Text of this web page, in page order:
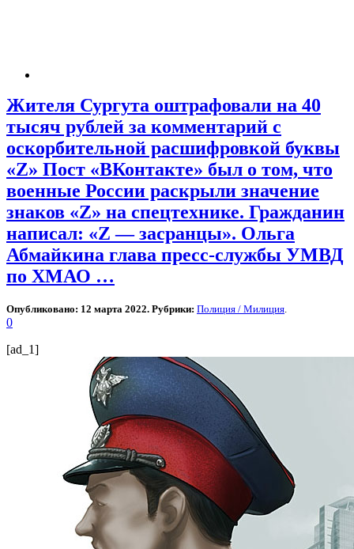
Жителя Сургута оштрафовали на 40
тысяч рублей за комментарий с
оскорбительной расшифровкой буквы
«Z» Пост «ВКонтакте» был о том, что
военные России раскрыли значение
знаков «Z» на спецтехнике. Гражданин
написал: «Z — засранцы». Ольга
Абмайкина глава пресс-службы УМВД
по ХМАО …
Опубликовано: 12 марта 2022. Рубрики: Полиция / Милиция
0
[ad_1]